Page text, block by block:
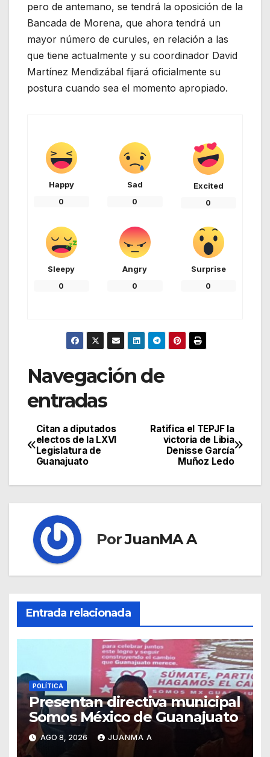
pero de antemano, se tendrá la oposición de la
Bancada de Morena, que ahora tendrá un
mayor número de curules, en relación a las
que tiene actualmente y su coordinador David
Martínez Mendizábal fijará oficialmente su
postura cuando sea el momento apropiado.
Happy
0
Sad
0
Excited
0
Sleepy
0
Angry
0
Surprise
0
Navegación de
entradas
Ratifica el TEPJF la
victoria de Libia
Denisse García
Muñoz Ledo
Citan a diputados
electos de la LXVI
Legislatura de
Guanajuato
PorJuanMA A
Entrada relacionada
POLÍTICA
Presentan directiva municipal
Somos México de Guanajuato
AGO 8, 2026 JUANMA A